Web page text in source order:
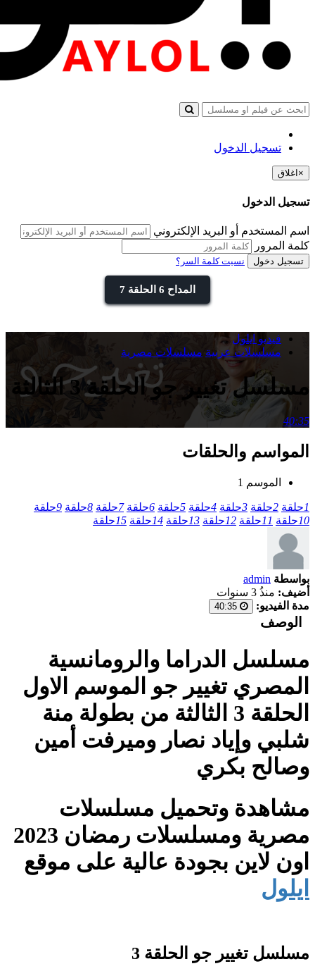
تسجيل الدخول
× اغلاق
تسجيل الدخول
اسم المستخدم أو البريد الإلكتروني
كلمة المرور
تسجيل دخول نسيت كلمة السر؟
المداح 6 الحلقة 7
فيديو ايلول
مسلسلات عربية مسلسلات مصرية
مسلسل تغيير جو الحلقة 3 الثالثة
40:35
المواسم والحلقات
الموسم 1
1حلقة 2حلقة 3حلقة 4حلقة 5حلقة 6حلقة 7حلقة 8حلقة 9حلقة
10حلقة 11حلقة 12حلقة 13حلقة 14حلقة 15حلقة
بواسطة admin
أضيف: منذُ 3 سنوات
مدة الفيديو:
الوصف
مسلسل الدراما والرومانسية
المصري تغيير جو الموسم الاول
الحلقة 3 الثالثة من بطولة منة
شلبي وإياد نصار وميرفت أمين
وصالح بكري
مشاهدة وتحميل مسلسلات
مصرية ومسلسلات رمضان 2023
اون لاين بجودة عالية على موقع
ايلول
مسلسل تغيير جو الحلقة 3